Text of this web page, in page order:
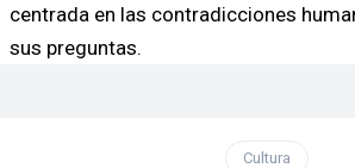
centrada en las contradicciones
sus preguntas.
Cultura